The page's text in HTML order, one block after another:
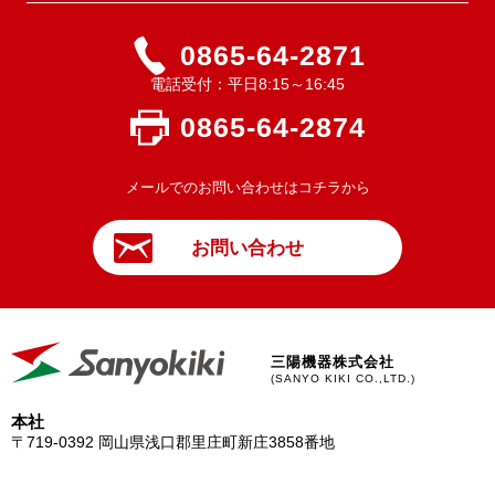
0865-64-2871
電話受付：平日8:15～16:45
0865-64-2874
メールでのお問い合わせはコチラから
お問い合わせ
三陽機器株式会社
(SANYO KIKI CO.,LTD.)
本社
〒719-0392 岡山県浅口郡里庄町新庄3858番地